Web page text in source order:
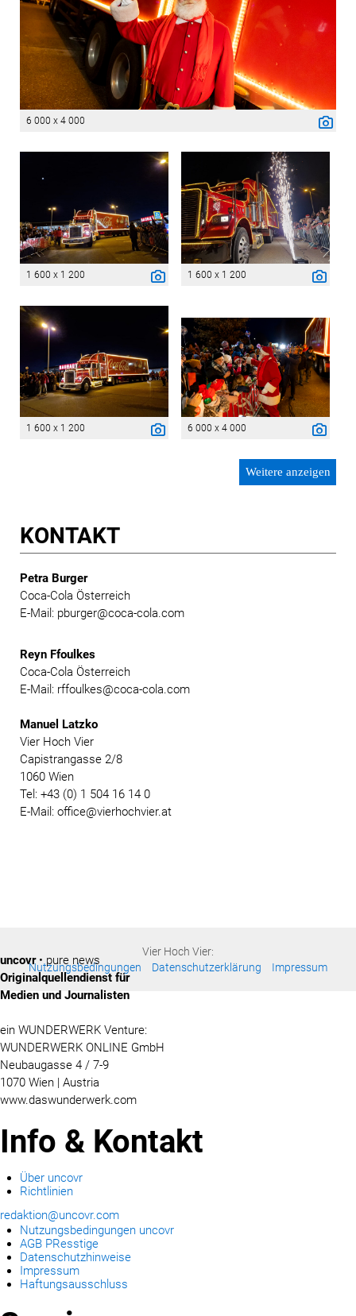
6 000 x 4 000
1 600 x 1 200 1 600 x 1 200
1 600 x 1 200 6 000 x 4 000
Weitere anzeigen
KONTAKT
Petra Burger
Coca-Cola Österreich
E-Mail: pburger@coca-cola.com
Reyn Ffoulkes
Coca-Cola Österreich
E-Mail: rffoulkes@coca-cola.com
Manuel Latzko
Vier Hoch Vier
Capistrangasse 2/8
1060 Wien
Tel: +43 (0) 1 504 16 14 0
E-Mail: office@vierhochvier.at
Vier Hoch Vier:
Nutzungsbedingungen
Datenschutzerklärung Impressum
uncovr• pure news
Originalquellendienst für
Medien und Journalisten
ein WUNDERWERK Venture:
WUNDERWERK ONLINE GmbH
Neubaugasse 4 / 7-9
1070 Wien | Austria
www.daswunderwerk.com
Info & Kontakt
Über uncovr
Richtlinien
redaktion@uncovr.com
Nutzungsbedingungen uncovr
AGB PResstige
Datenschutzhinweise
Impressum
Haftungsausschluss